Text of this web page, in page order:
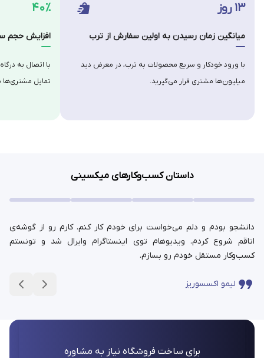
۴۰٪
افزایش حجم
با اتصال به
تمایل
۱۳ روز
میانگین زمان رسیدن به اولین سفارش از ترب
با ورود خودکار و سریع محصولات به ترب، در معرض دید
میلیون‌ها مشتری قرار می‌گیرید.
داستان کسب‌وکارهای میکسینی
دانشجو بودم و دلم می‌خواست برای خودم کار کنم. کارم رو از گوشه‌ی
اتاقم شروع کردم. ویدیوهام توی اینستاگرام وایرال شد و تونستم
کسب‌وکار مستقل خودم رو بسازم.
لیمو اکسسوریز
برای ساخت فروشگاه نیاز به مشاوره